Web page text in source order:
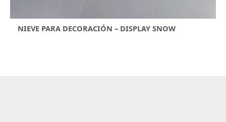
NIEVE PARA DECORACIÓN – DISPLAY SNOW